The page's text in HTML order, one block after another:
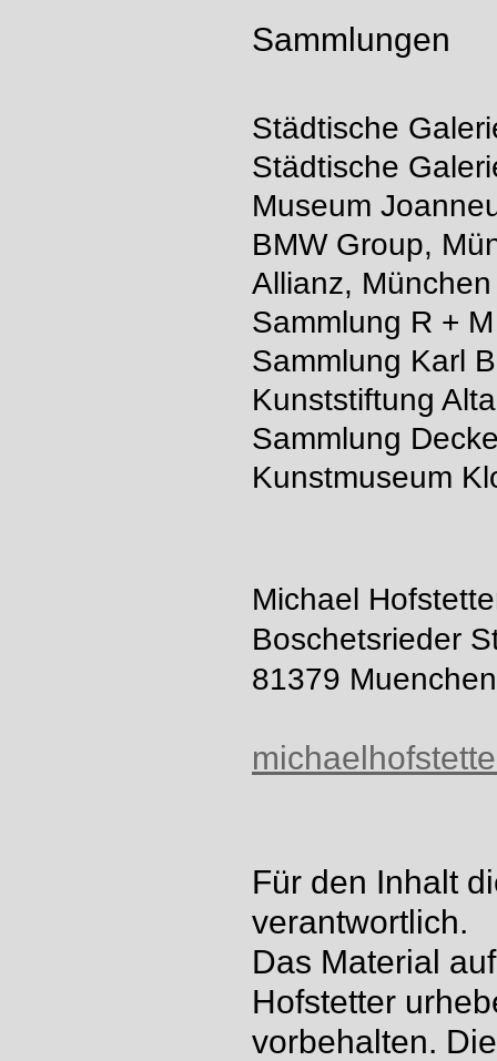
Sammlungen
Städtische
Städtische
Museum
BMW Group,
Allianz, München
Sammlung R +
Sammlung Karl
Kunststiftung
Sammlung
Kunstmuseum
Michael
Boschetsrieder
81379 Muenchen
Für den Inhalt
verantwortlich.
Das Material
Hofstetter
vorbehalten.